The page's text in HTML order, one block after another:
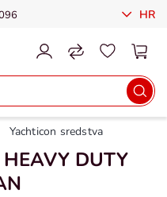
HR
Yachticon sredstva
DUTY